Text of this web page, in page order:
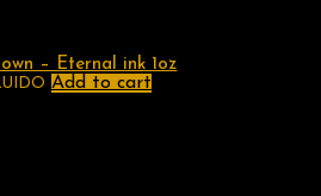
– Eternal ink 1oz
Add to cart